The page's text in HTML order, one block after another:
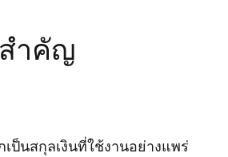
ำคัญ
ป็นสกุลเงินที่ใช้งานอย่างแพร่